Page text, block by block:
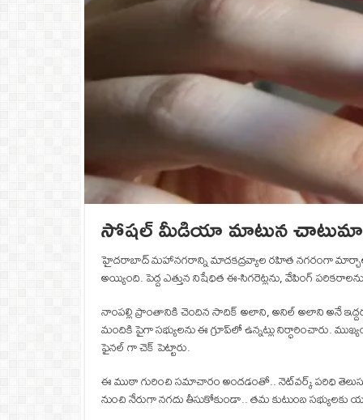
సోషల్ మీడియా మాటున
హైదరాబాద్ మహానగరాన్ని మాదకద్రవ్యాల రహిత నగరంగా మార్చాలని
అయ్యింది. పెద్ద ఎత్తున నిషేధిత ఈ-సిగరెట్లను, వేపింగ్
నాంపల్లి ప్రాంతానికి చెందిన సాదిక్ అలాని, అనిల్ అలాని అనే ఇద్దరు
మందికి పైగా సభ్యులను ఈ గ్రూప్‌లో ఉన్నట్లు నిర్ధారించారు.
ఫైనల్ గా చెక్ పెట్టారు.
ఈ ముఠా గురించి సమాచారం అందడంతో.. నెట్‌వర్క్ పరిధి
నుంచి నేరుగా నగదు తీసుకోకుండా.. తమ కుటుంబ